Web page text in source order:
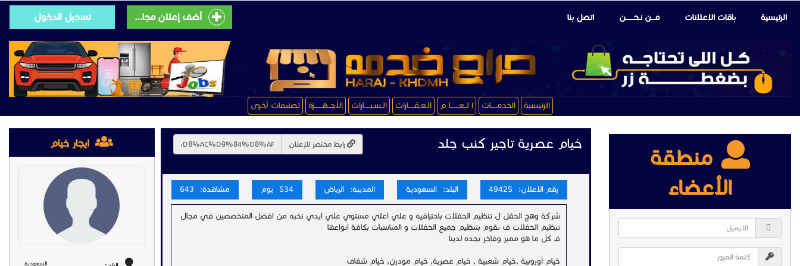
الرئيسية باقات الإعلانات مـــن نـحـــــــن اتصل بنا أضف إعلان مجانى تسجيل الدخول
الرئيسية الخدمـــــات ا لــعـــــــا م الـعـقـــــارات الـسـيـــــارات الأجــهـــــــزة تصنيفات أخرى
منطقة
الأعضاء
خيام عصرية تاجير كنب جلد رابط مختصر للإعلان
رقم الاعلان: 49425 البلد: السعودية المدينة: الرياض 534 يوم مشاهدة: 643
شركة وهج الحفل ل تنظيم الحفلات باحترافيه و علي اعلي مستوي علي ايدي نخبه من افضل المتخصصين في مجال
تنظيم الحفلات ف نقوم بتنظيم جميع الحفلات و المناسبات بكافة انواعها
فـ كل ما هو مميز وفاخر تجده لدينا
خيام أوروبية ,خيام شعبية , خيام عصرية, خيام مودرن, خيام شفاف
ايجار خيام
السعودية